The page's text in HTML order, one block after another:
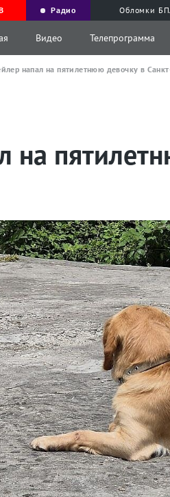
Радио Обломки
Видео Телепрограмма
напал на пятилетнюю девочку в
на